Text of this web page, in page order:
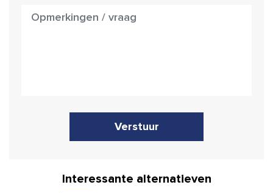
Verstuur
Interessante alternatieven